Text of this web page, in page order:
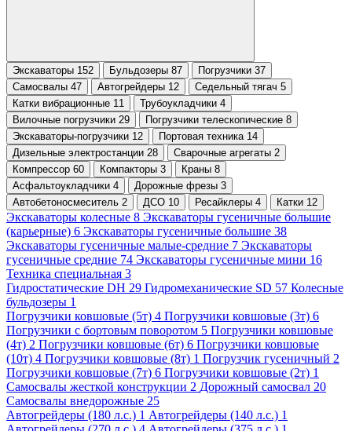
Экскаваторы 152 Бульдозеры 87
Погрузчики 37
Самосвалы 47
Автогрейдеры 12
Седельный тягач 5
Катки вибрационные 11
Трубоукладчики 4
Вилочные погрузчики 29
Погрузчики телескопические 8
Экскаваторы-погрузчики 12
Портовая техника 14
Дизельные электростанции 28
Сварочные агрегаты 2
Компрессор 60
Компакторы 3
Краны 8
Асфальтоукладчики 4
Дорожные фрезы 3
Автобетоносмеситель 2
ДСО 10 Ресайклеры 4 Катки 12
Экскаваторы колесные 8 Экскаваторы гусеничные большие
(карьерные) 6 Экскаваторы гусеничные большие 38
Экскаваторы гусеничные малые-средние 7 Экскаваторы
гусеничные средние 74 Экскаваторы гусеничные мини 16
Техника специальная 3
Гидростатические DH 29 Гидромеханические SD 57 Колесные
бульдозеры 1
Погрузчики ковшовые (5т) 4 Погрузчики ковшовые (3т) 6
Погрузчики с бортовым поворотом 5 Погрузчики ковшовые
(4т) 2 Погрузчики ковшовые (6т) 6 Погрузчики ковшовые
(10т) 4 Погрузчики ковшовые (8т) 1 Погрузчик гусеничный 2
Погрузчики ковшовые (7т) 6 Погрузчики ковшовые (2т) 1
Самосвалы жесткой конструкции 2 Дорожный самосвал 20
Самосвалы внедорожные 25
Автогрейдеры (180 л.с.) 1 Автогрейдеры (140 л.с.) 1